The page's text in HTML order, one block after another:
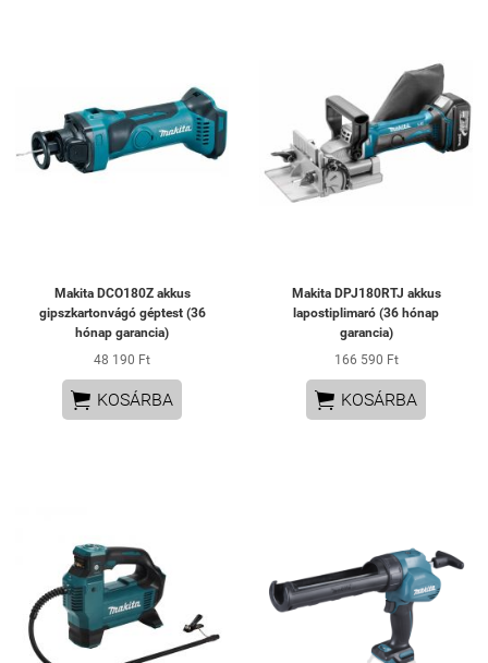
Makita DCO180Z akkus
gipszkartonvágó géptest (36
hónap garancia)
48 190 Ft
 KOSÁRBA
Makita DPJ180RTJ akkus
lapostiplimaró (36 hónap
garancia)
166 590 Ft
 KOSÁRBA